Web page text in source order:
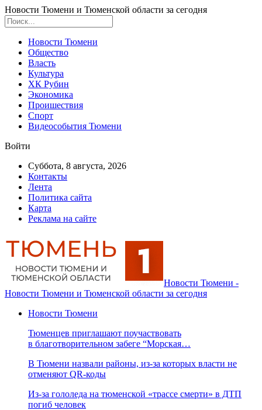
Новости Тюмени и Тюменской области за сегодня
Новости Тюмени
Общество
Власть
Культура
ХК Рубин
Экономика
Проишествия
Спорт
Видеособытия Тюмени
Войти
Суббота, 8 августа, 2026
Контакты
Лента
Политика сайта
Карта
Реклама на сайте
Новости Тюмени -
Новости Тюмени и Тюменской области за сегодня
Новости Тюмени
Тюменцев приглашают поучаствовать
в благотворительном забеге “Морская…
В Тюмени назвали районы, из-за которых власти не
отменяют QR-коды
Из-за гололеда на тюменской «трассе смерти» в ДТП
погиб человек